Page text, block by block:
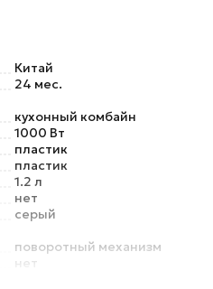
Китай
24 мес.
кухонный комбайн
1000 Вт
пластик
пластик
1.2 л
нет
серый
поворотный механизм
нет